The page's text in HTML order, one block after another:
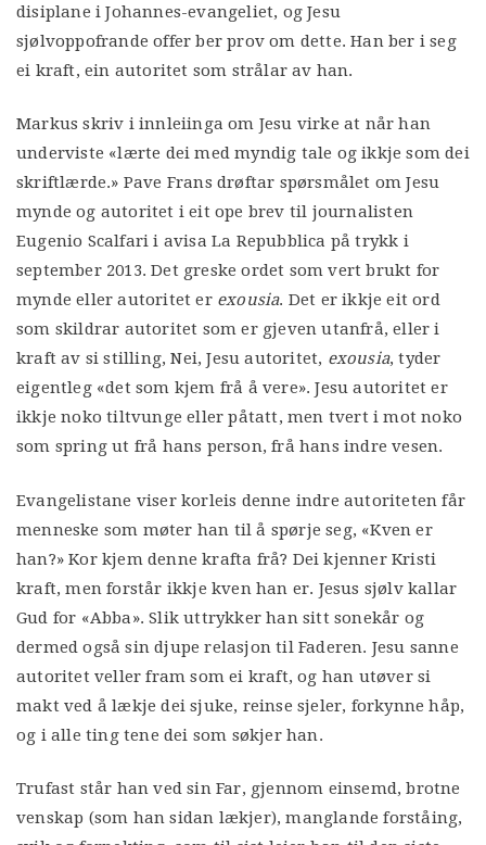
disiplane i Johannes-evangeliet, og Jesu
sjølvoppofrande offer ber prov om dette. Han ber i seg
ei kraft, ein autoritet som strålar av han.
Markus skriv i innleiinga om Jesu virke at når han
underviste «lærte dei med myndig tale og ikkje som dei
skriftlærde.» Pave Frans drøftar spørsmålet om Jesu
mynde og autoritet i eit ope brev til journalisten
Eugenio Scalfari i avisa La Repubblica på trykk i
september 2013. Det greske ordet som vert brukt for
mynde eller autoritet er exousia. Det er ikkje eit ord
som skildrar autoritet som er gjeven utanfrå, eller i
kraft av si stilling, Nei, Jesu autoritet, exousia, tyder
eigentleg «det som kjem frå å vere». Jesu autoritet er
ikkje noko tiltvunge eller påtatt, men tvert i mot noko
som spring ut frå hans person, frå hans indre vesen.
Evangelistane viser korleis denne indre autoriteten får
menneske som møter han til å spørje seg, «Kven er
han?» Kor kjem denne krafta frå? Dei kjenner Kristi
kraft, men forstår ikkje kven han er. Jesus sjølv kallar
Gud for «Abba». Slik uttrykker han sitt sonekår og
dermed også sin djupe relasjon til Faderen. Jesu sanne
autoritet veller fram som ei kraft, og han utøver si
makt ved å lækje dei sjuke, reinse sjeler, forkynne håp,
og i alle ting tene dei som søkjer han.
Trufast står han ved sin Far, gjennom einsemd, brotne
venskap (som han sidan lækjer), manglande forståing,